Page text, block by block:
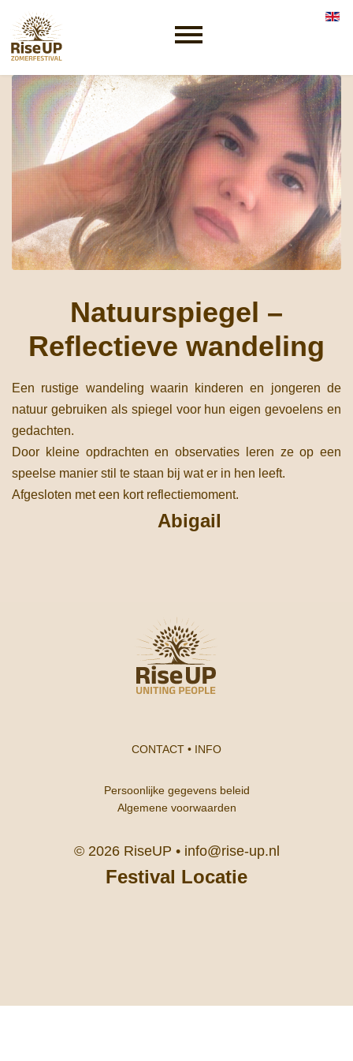
Natuurspiegel –
Reflectieve wandeling
Een rustige wandeling waarin kinderen en jongeren de
natuur gebruiken als spiegel voor hun eigen gevoelens en
gedachten.
Door kleine opdrachten en observaties leren ze op een
speelse manier stil te staan bij wat er in hen leeft.
Afgesloten met een kort reflectiemoment.
Abigail
CONTACT • INFO
Persoonlijke gegevens beleid
Algemene voorwaarden
© 2026 RiseUP • info@rise-up.nl
Festival Locatie